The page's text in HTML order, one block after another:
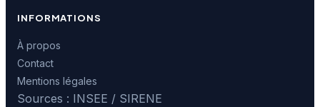
INFORMATIONS
À propos
Contact
Mentions légales
Sources : INSEE / SIRENE